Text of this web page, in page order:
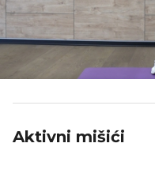
Aktivni mišići